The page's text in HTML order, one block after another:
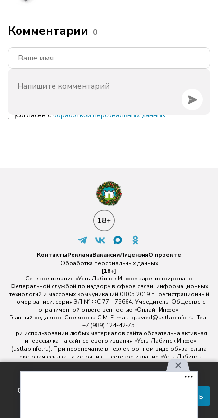
Комментарии 0
Согласен с обработкой персональных данных
соглашаетесь с правилами
Принять
КонтактыРекламаВакансииЛицензияО проекте
Обработка персональных данных
[18+]
Сетевое издание «Усть-Лабинск Инфо» зарегистрировано
Федеральной службой по надзору в сфере связи, информационных
технологий и массовых коммуникаций 08.05.2019 г., регистрационный
номер записи: серия ЭЛ № ФС 77 – 75664. Учредитель: Общество с
ограниченной ответственностью «ОнлайнИнфо».
Главный редактор: Столярова С.М. E-mail: glavred@ustlabinfo.ru. Тел.:
+7 (989) 124-42-75.
При использовании любых материалов сайта обязательна активная
гиперссылка на сайт сетевого издания «Усть-Лабинск Инфо»
(ustlabinfo.ru). При перепечатке в неэлектронном виде обязательна
текстовая ссылка на источник — сетевое издание «Усть-Лабинск
инфо».
Использование фото- и видеоматериалов без письменного
разрешения редакции сетевого издания «Усть-Лабинск Инфо» не